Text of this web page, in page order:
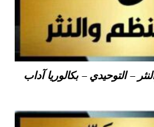
– التوحيدي – بكالوريا آداب